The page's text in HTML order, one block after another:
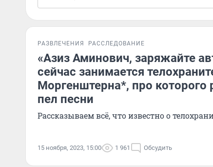
РАЗВЛЕЧЕНИЯ РАССЛЕДОВАНИЕ
«Азиз Аминович, заряжайте
сейчас занимается
Моргенштерна*, про которого
пел песни
Рассказываем всё, что известно о
15 ноября, 2023, 15:00 1 961 Обсудить